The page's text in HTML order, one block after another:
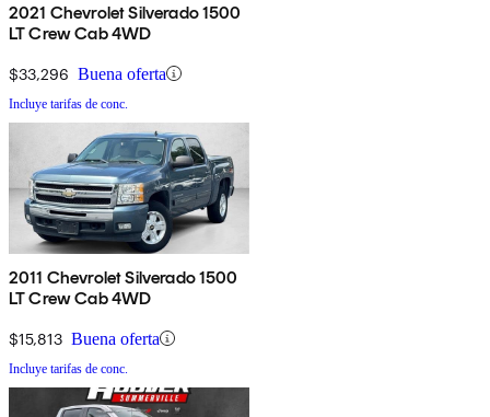
2021 Chevrolet Silverado 1500
LT Crew Cab 4WD
$33,296 Buena oferta
Incluye tarifas de conc.
2011 Chevrolet Silverado 1500
LT Crew Cab 4WD
$15,813 Buena oferta
Incluye tarifas de conc.